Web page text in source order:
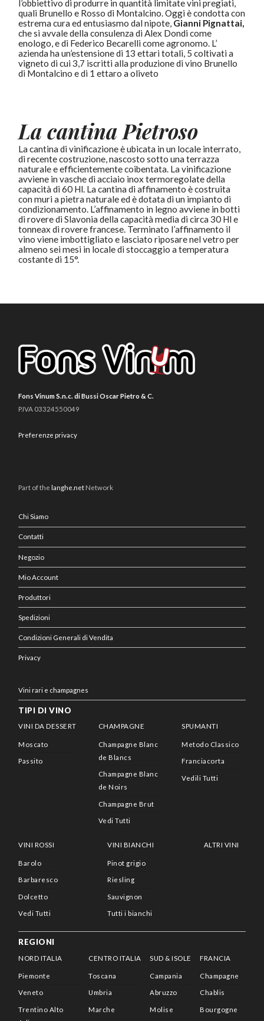
l’obbiettivo di produrre in quantità limitate vini pregiati,
quali Brunello e Rosso di Montalcino. Oggi è condotta con
estrema cura ed entusiasmo dal nipote, Gianni Pignattai,
che si avvale della consulenza di Alex Dondi come
enologo, e di Federico Becarelli come agronomo. L’
azienda ha un’estensione di 13 ettari totali, 5 coltivati a
vigneto di cui 3,7 iscritti alla produzione di vino Brunello
di Montalcino e di 1 ettaro a oliveto
La cantina Pietroso
La cantina di vinificazione è ubicata in un locale interrato,
di recente costruzione, nascosto sotto una terrazza
naturale e efficientemente coibentata. La vinificazione
avviene in vasche di acciaio inox termoregolate della
capacità di 60 Hl. La cantina di affinamento è costruita
con muri a pietra naturale ed è dotata di un impianto di
condizionamento. L’affinamento in legno avviene in botti
di rovere di Slavonia della capacità media di circa 30 Hl e
tonneax di rovere francese. Terminato l’affinamento il
vino viene imbottigliato e lasciato riposare nel vetro per
almeno sei mesi in locale di stoccaggio a temperatura
costante di 15°.
Fons Vinum S.n.c. di Bussi Oscar Pietro & C.
P.IVA 03324550049
Preferenze privacy
Part of thelanghe.net Network
Chi Siamo
Contatti
Negozio
Mio Account
Produttori
Spedizioni
Condizioni Generali di Vendita
Privacy
Vini rari e champagnes
TIPI DI VINO
VINI DA DESSERT
Moscato
Passito
CHAMPAGNE
Champagne Blanc
de Blancs
Champagne Blanc
de Noirs
Champagne Brut
Vedi Tutti
SPUMANTI
Metodo Classico
Franciacorta
Vedili Tutti
VINI ROSSI
Barolo
Barbaresco
Dolcetto
Vedi Tutti
VINI BIANCHI
Pinot grigio
Riesling
Sauvignon
Tutti i bianchi
ALTRI VINI
REGIONI
NORD ITALIA
Piemonte
Veneto
Trentino Alto
CENTRO ITALIA
Toscana
Umbria
Marche
SUD & ISOLE
Campania
Abruzzo
Molise
FRANCIA
Champagne
Chablis
Bourgogne